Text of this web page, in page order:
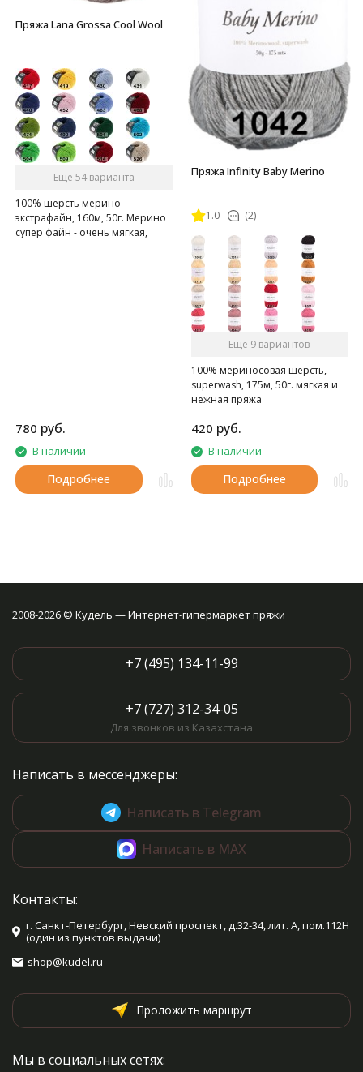
Пряжа Lana Grossa Cool Wool
Ещё 54 варианта
100% шерсть мерино
экстрафайн, 160м, 50г. Мерино
супер файн - очень мягкая,
780 руб.
В наличии
Подробнее
Пряжа Infinity Baby Merino
1.0 (2)
Ещё 9 вариантов
100% мериносовая шерсть,
superwash, 175м, 50г. мягкая и
нежная пряжа
420 руб.
В наличии
Подробнее
2008-2026 © Кудель — Интернет-гипермаркет пряжи
+7 (495) 134-11-99
+7 (727) 312-34-05
Для звонков из Казахстана
Написать в мессенджеры:
Написать в Telegram
Написать в MAX
Контакты:
г. Санкт-Петербург, Невский проспект, д.32-34, лит. А, пом.112Н
(один из пунктов выдачи)
shop@kudel.ru
Проложить маршрут
Мы в социальных сетях: